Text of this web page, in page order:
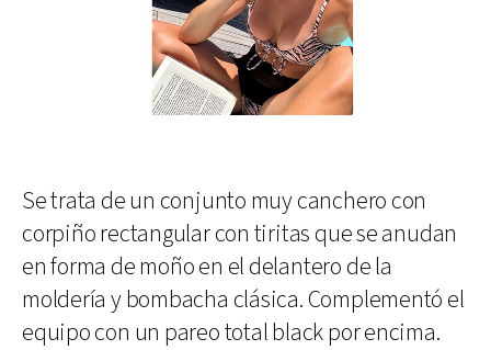
Se trata de un conjunto muy canchero con
corpiño rectangular con tiritas que se anudan
en forma de moño en el delantero de la
moldería y bombacha clásica. Complementó el
equipo con un pareo total black por encima.